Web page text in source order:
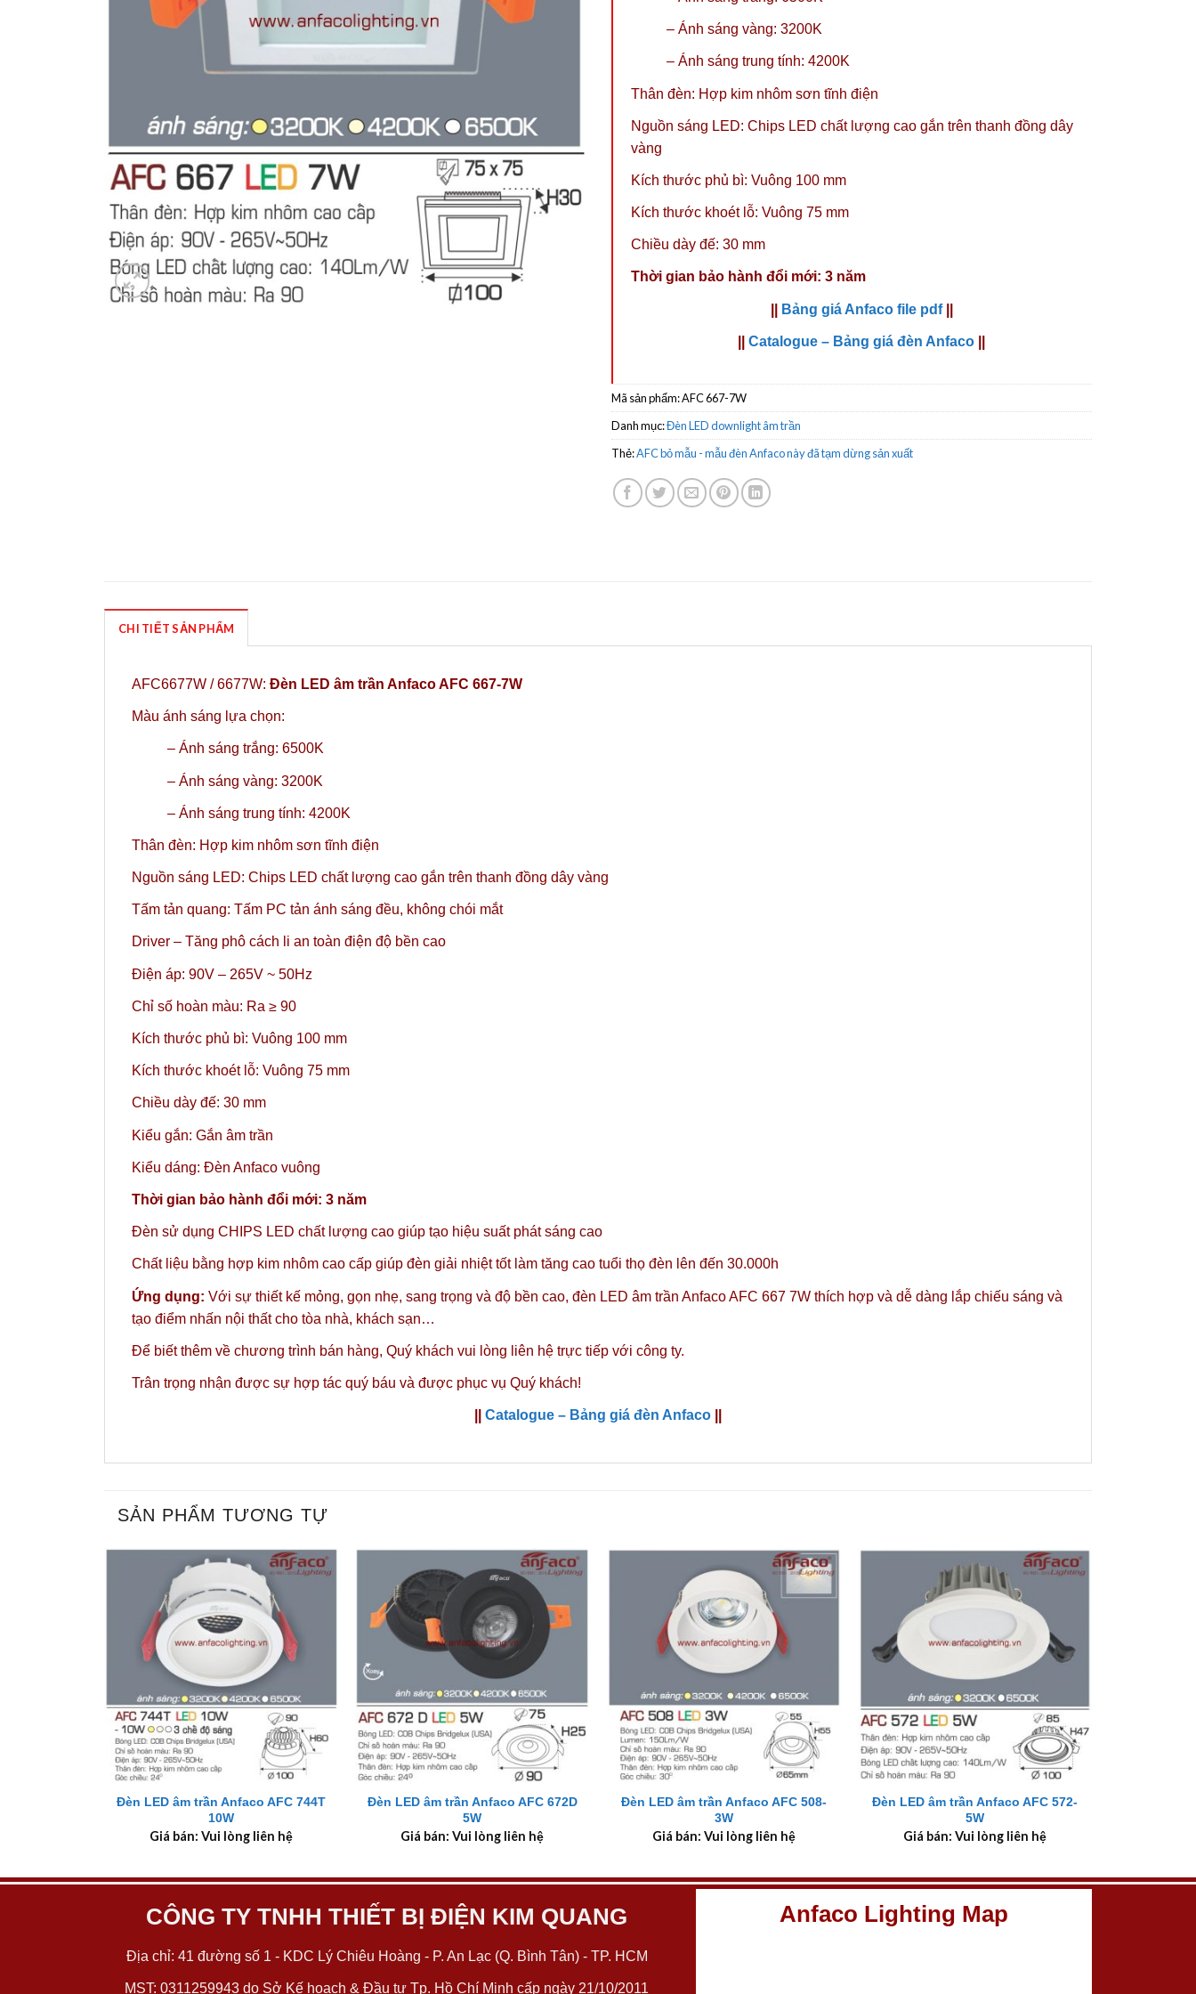
– Ánh sáng vàng: 3200K
– Ánh sáng trung tính: 4200K
Thân đèn: Hợp kim nhôm sơn tĩnh điện
Nguồn sáng LED: Chips LED chất lượng cao gắn trên thanh đồng dây
vàng
Kích thước phủ bì: Vuông 100 mm
Kích thước khoét lỗ: Vuông 75 mm
Chiều dày đế: 30 mm
Thời gian bảo hành đổi mới: 3 năm
Bảng giá Anfaco file pdf
Catalogue – Bảng giá đèn Anfaco
Mã sản phẩm:AFC 667-7W
Danh mục:Đèn LED downlight âm trần
Thẻ:AFC bỏ mẫu - mẫu đèn Anfaco này đã tạm dừng sản xuất
CHI TIẾT SẢN PHẨM
AFC6677W / 6677W: Đèn LED âm trần Anfaco AFC 667-7W
Màu ánh sáng lựa chọn:
– Ánh sáng trắng: 6500K
– Ánh sáng vàng: 3200K
– Ánh sáng trung tính: 4200K
Thân đèn: Hợp kim nhôm sơn tĩnh điện
Nguồn sáng LED: Chips LED chất lượng cao gắn trên thanh đồng dây vàng
Tấm tản quang: Tấm PC tản ánh sáng đều, không chói mắt
Driver – Tăng phô cách li an toàn điện độ bền cao
Điện áp: 90V – 265V ~ 50Hz
Chỉ số hoàn màu: Ra ≥ 90
Kích thước phủ bì: Vuông 100 mm
Kích thước khoét lỗ: Vuông 75 mm
Chiều dày đế: 30 mm
Kiểu gắn: Gắn âm trần
Kiểu dáng: Đèn Anfaco vuông
Thời gian bảo hành đổi mới: 3 năm
Đèn sử dụng CHIPS LED chất lượng cao giúp tạo hiệu suất phát sáng cao
Chất liệu bằng hợp kim nhôm cao cấp giúp đèn giải nhiệt tốt làm tăng cao tuổi thọ đèn lên đến 30.000h
Ứng dụng: Với sự thiết kế mỏng, gọn nhẹ, sang trọng và độ bền cao, đèn LED âm trần Anfaco AFC 667 7W thích hợp và dễ dàng lắp chiếu sáng và
tạo điểm nhấn nội thất cho tòa nhà, khách sạn…
Để biết thêm về chương trình bán hàng, Quý khách vui lòng liên hệ trực tiếp với công ty.
Trân trọng nhận được sự hợp tác quý báu và được phục vụ Quý khách!
Catalogue – Bảng giá đèn Anfaco
SẢN PHẨM TƯƠNG TỰ
+
Đèn LED âm trần Anfaco AFC 744T
10W
Giá bán: Vui lòng liên hệ
+
Đèn LED âm trần Anfaco AFC 672D
5W
Giá bán: Vui lòng liên hệ
+
Đèn LED âm trần Anfaco AFC 508-
3W
Giá bán: Vui lòng liên hệ
+
Đèn LED âm trần Anfaco AFC 572-
5W
Giá bán: Vui lòng liên hệ
CÔNG TY TNHH THIẾT BỊ ĐIỆN KIM QUANG
Địa chỉ: 41 đường số 1 - KDC Lý Chiêu Hoàng - P. An Lạc (Q. Bình Tân) - TP. HCM
MST: 0311259943 do Sở Kế hoạch & Đầu tư Tp. Hồ Chí Minh cấp ngày 21/10/2011
Anfaco Lighting Map